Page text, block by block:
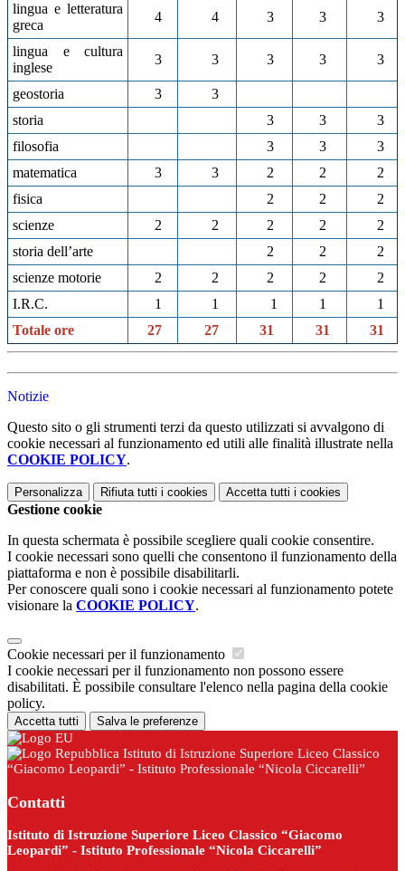
lingua e letteratura
greca
4 4 3 3 3
lingua e cultura
inglese
3 3 3 3 3
geostoria 3
3
storia
3 3
3
filosofia
3 3
3
matematica
3 3 2 2
2
fisica
2 2
2
scienze
2 2 2 2
2
storia dell’arte
2 2
2
scienze motorie
2 2 2 2
2
I.R.C.
1 1 1 1
1
Totale ore
27 27 31 31 31
Notizie
Questo sito o gli strumenti terzi da questo utilizzati si avvalgono di
cookie necessari al funzionamento ed utili alle finalità illustrate nella
COOKIE POLICY.
Personalizza Rifiuta tutti i cookies Accetta tutti i cookies
Gestione cookie
In questa schermata è possibile scegliere quali cookie consentire.
I cookie necessari sono quelli che consentono il funzionamento della
piattaforma e non è possibile disabilitarli.
Per conoscere quali sono i cookie necessari al funzionamento potete
visionare la COOKIE POLICY.
Cookie necessari per il funzionamento
I cookie necessari per il funzionamento non possono essere
disabilitati. È possibile consultare l'elenco nella pagina della cookie
policy.
Accetta tutti Salva le preferenze
Istituto di Istruzione Superiore Liceo Classico
“Giacomo Leopardi” - Istituto Professionale “Nicola Ciccarelli”
Contatti
Istituto di Istruzione Superiore Liceo Classico “Giacomo
Leopardi” - Istituto Professionale “Nicola Ciccarelli”